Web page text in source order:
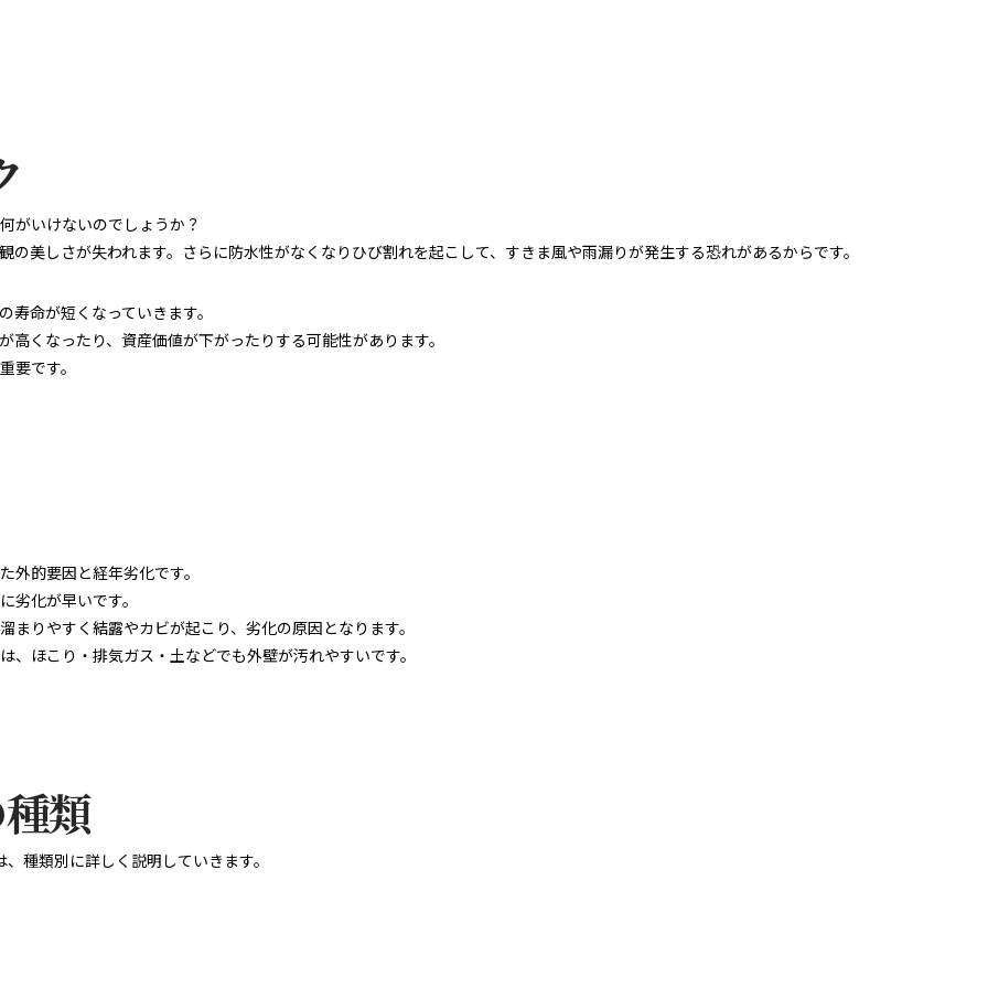
がいけないのでしょうか？
美しさが失われます。さらに防水性がなくなりひび割れを起こして、すきま風や雨漏りが発生する恐れがあるからです。
命が短くなっていきます。
くなったり、資産価値が下がったりする可能性があります。
要です。
的要因と経年劣化です。
劣化が早いです。
りやすく結露やカビが起こり、劣化の原因となります。
ほこり・排気ガス・土などでも外壁が汚れやすいです。
類
、種類別に詳しく説明していきます。